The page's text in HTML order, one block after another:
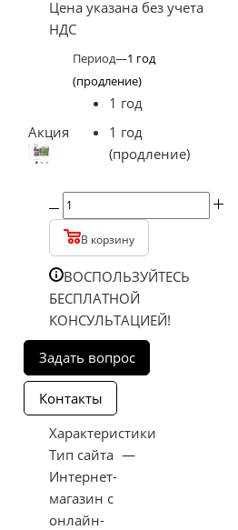
Акция
Цена указана без учета
НДС
Период—1 год
(продление)
1 год
1 год
(продление)
В корзину
ВОСПОЛЬЗУЙТЕСЬ
БЕСПЛАТНОЙ
КОНСУЛЬТАЦИЕЙ!
Характеристики
Тип сайта —
Интернет-
магазин с
онлайн-